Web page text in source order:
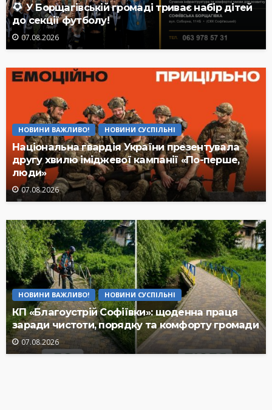
У Борщагівській громаді триває набір дітей
до секції футболу!
07.08.2026
НОВИНИ ВАЖЛИВО! НОВИНИ СУСПІЛЬНІ
Національна гвардія України презентувала
другу хвилю іміджевої кампанії «По-перше,
люди»
07.08.2026
НОВИНИ ВАЖЛИВО! НОВИНИ СУСПІЛЬНІ
КП «Благоустрій Софіївки»: щоденна праця
заради чистоти, порядку та комфорту громади
07.08.2026